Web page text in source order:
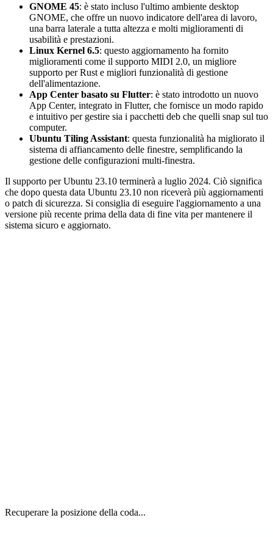
GNOME 45: è stato incluso l'ultimo ambiente desktop
GNOME, che offre un nuovo indicatore dell'area di lavoro,
una barra laterale a tutta altezza e molti miglioramenti di
usabilità e prestazioni.
Linux Kernel 6.5: questo aggiornamento ha fornito
miglioramenti come il supporto MIDI 2.0, un migliore
supporto per Rust e migliori funzionalità di gestione
dell'alimentazione.
App Center basato su Flutter: è stato introdotto un nuovo
App Center, integrato in Flutter, che fornisce un modo rapido
e intuitivo per gestire sia i pacchetti deb che quelli snap sul tuo
computer.
Ubuntu Tiling Assistant: questa funzionalità ha migliorato il
sistema di affiancamento delle finestre, semplificando la
gestione delle configurazioni multi-finestra.
Il supporto per Ubuntu 23.10 terminerà a luglio 2024. Ciò significa
che dopo questa data Ubuntu 23.10 non riceverà più aggiornamenti
o patch di sicurezza. Si consiglia di eseguire l'aggiornamento a una
versione più recente prima della data di fine vita per mantenere il
sistema sicuro e aggiornato.
Recuperare la posizione della coda...